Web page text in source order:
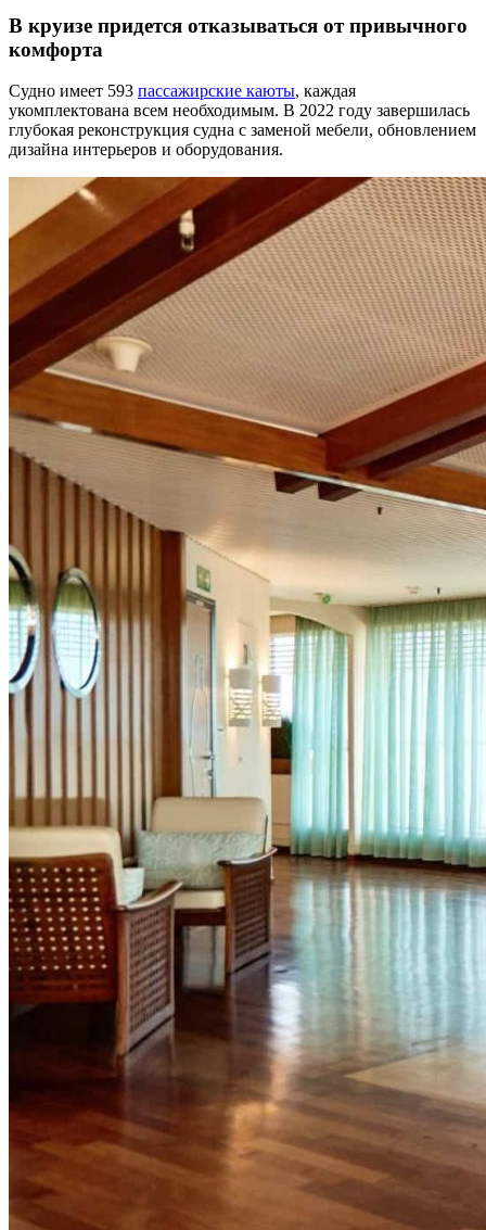
В круизе придется отказываться от привычного
комфорта
Судно имеет 593 пассажирские каюты, каждая
укомплектована всем необходимым. В 2022 году завершилась
глубокая реконструкция судна с заменой мебели, обновлением
дизайна интерьеров и оборудования.